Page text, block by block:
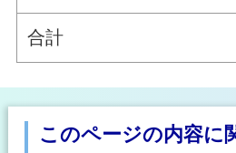
合計
このページの内容に